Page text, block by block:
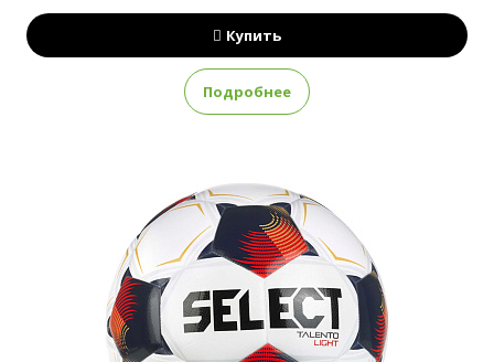
Купить
Подробнее